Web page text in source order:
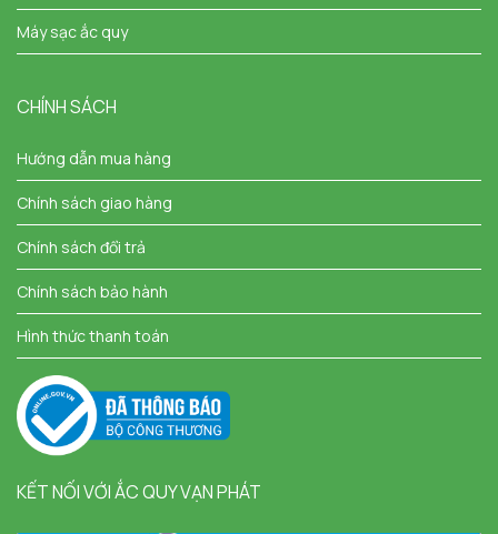
Máy sạc ắc quy
CHÍNH SÁCH
Hướng dẫn mua hàng
Chính sách giao hàng
Chính sách đổi trả
Chính sách bảo hành
Hình thức thanh toán
KẾT NỐI VỚI ẮC QUY VẠN PHÁT